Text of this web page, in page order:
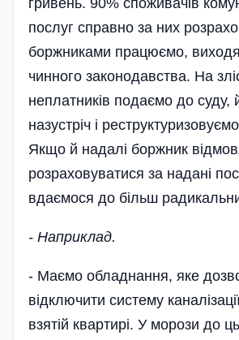
гривень. 90% споживачів
послуг справно за них
боржниками працюємо,
чинного законодавства. На
неплатників подаємо до суду,
назустріч і
Якщо й надалі боржник
розраховуватися за надані
вдаємося до більш
- Наприклад.
- Маємо обладнання, яке
відключити систему
взятій квартирі. У морози до